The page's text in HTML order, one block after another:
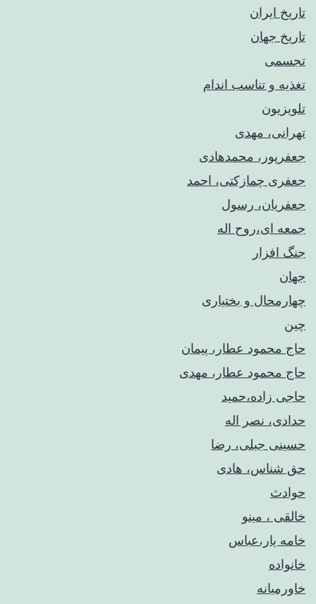
تاریخ ایران
تاریخ جهان
تجسمی
تغذیه و تناسب اندام
تلویزیون
تهرانی، مهدی
جعفرپور، محمدهادی
جعفری چمازکتی، احمد
جعفریان، رسول
جمعه ای،روح اله
جنگ افزار
جهان
چهارمحال و بختیاری
چین
حاج محمود عطار، پیمان
حاج محمود عطار، مهدی
حاجی زاده،حمید
حدادی، نصر اله
حسینی جبلی، رضا
حق شناس، هادی
حوادث
خالقی ، مینو
خامه یار،عباس
خانواده
خاورمیانه